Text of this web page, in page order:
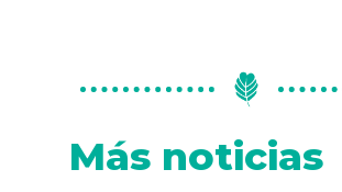
Más noticias